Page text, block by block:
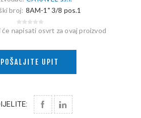
broj: 8AM-1" 3/8 pos.1
napisati osvrt za ovaj proizvod
POŠALJITE UPIT